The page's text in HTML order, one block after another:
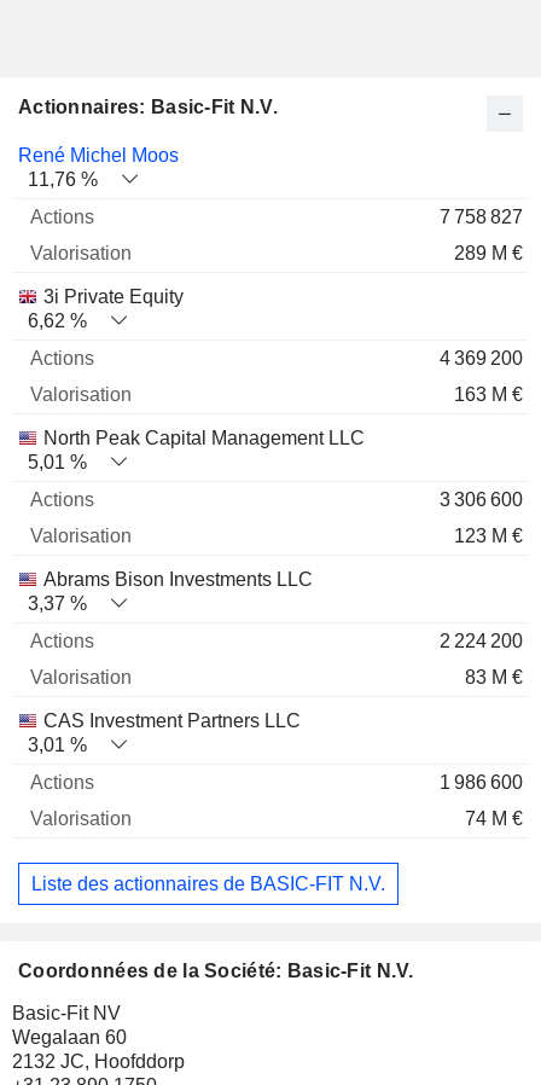
Actionnaires: Basic-Fit N.V.
Nom Actions % Valorisation
René Michel Moos
11,76 %
7 758 827
289 M €
3i Private Equity
6,62 %
4 369 200
163 M €
North Peak Capital Management LLC
5,01 %
3 306 600
123 M €
Abrams Bison Investments LLC
3,37 %
2 224 200
83 M €
CAS Investment Partners LLC
3,01 %
1 986 600
74 M €
Liste des actionnaires de BASIC-FIT N.V.
Coordonnées de la Société: Basic-Fit N.V.
Basic-Fit NV
Wegalaan 60
2132 JC, Hoofddorp